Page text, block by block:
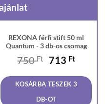
REXONA férfi stift 50 ml
Quantum - 3 db-os csomag
750Ft
Original
was:
750 Ft.
713 Ft
is:
713
KOSÁRBA TESZEK 3
DB-OT